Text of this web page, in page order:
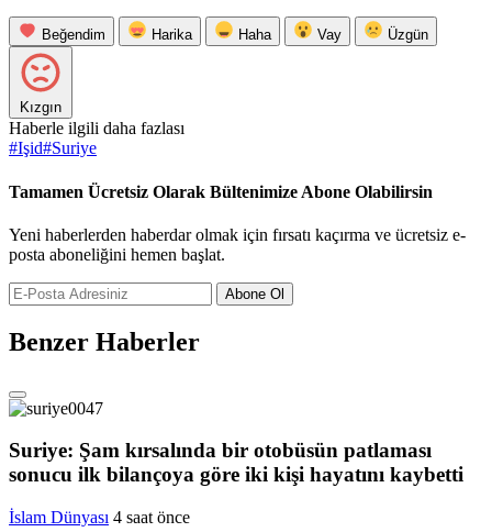
Beğendim Harika Haha Vay Üzgün
Kızgın
Haberle ilgili daha fazlası
#Işid#Suriye
Tamamen Ücretsiz Olarak Bültenimize Abone Olabilirsin
Yeni haberlerden haberdar olmak için fırsatı kaçırma ve ücretsiz e-
posta aboneliğini hemen başlat.
Abone Ol
Benzer Haberler
Suriye: Şam kırsalında bir otobüsün patlaması
sonucu ilk bilançoya göre iki kişi hayatını kaybetti
İslam Dünyası 4 saat önce